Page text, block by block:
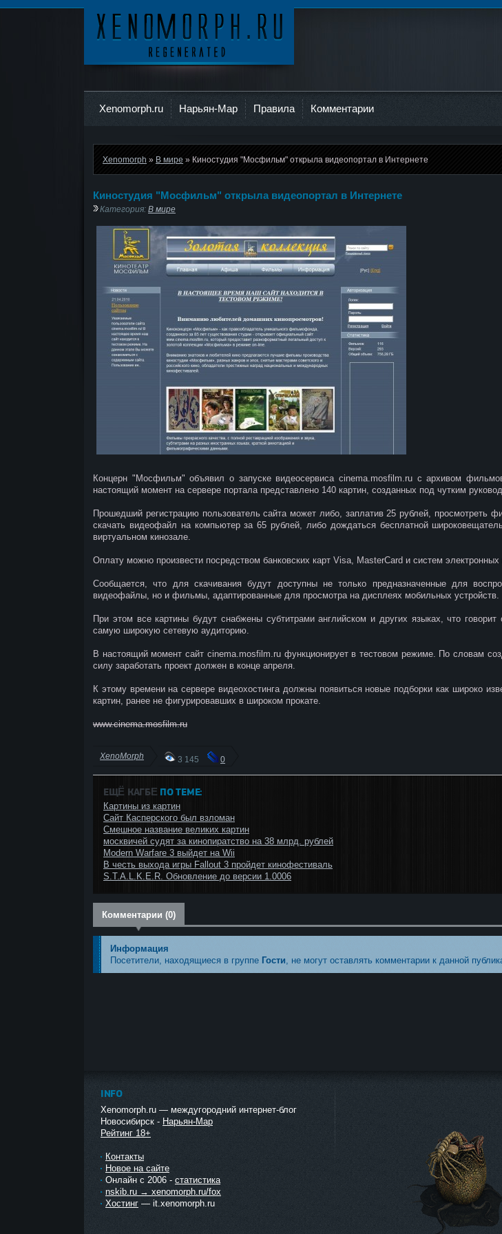
Xenomorph.ru Нарьян-Мар Правила Комментарии
Xenomorph » В мире » Киностудия "Мосфильм" открыла видеопортал в Интернете
Киностудия "Мосфильм" открыла видеопортал в Интернете
Категория: В мире
Концерн "Мосфильм" объявил о запуске видеосервиса cinema.mosfilm.ru с архивом
настоящий момент на сервере портала представлено 140 картин, созданных под чутким
Прошедший регистрацию пользователь сайта может либо, заплатив 25 рублей, просмотреть
скачать видеофайл на компьютер за 65 рублей, либо дождаться бесплатной
виртуальном кинозале.
Оплату можно произвести посредством банковских карт Visa, MasterCard и систем электронных
Сообщается, что для скачивания будут доступны не только предназначенные для
видеофайлы, но и фильмы, адаптированные для просмотра на дисплеях мобильных устройств.
При этом все картины будут снабжены субтитрами английском и других языках, что говорит
самую широкую сетевую аудиторию.
В настоящий момент сайт cinema.mosfilm.ru функционирует в тестовом режиме. По словам
силу заработать проект должен в конце апреля.
К этому времени на сервере видеохостинга должны появиться новые подборки как широко
картин, ранее не фигурировавших в широком прокате.
www.cinema.mosfilm.ru
XenoMorph 3 145 0
ЕЩЁ КАГБΕ ПО ТЕМЕ:
Картины из картин
Сайт Касперского был взломан
Смешное название великих картин
москвичей судят за кинопиратство на 38 млрд. рублей
Modern Warfare 3 выйдет на Wii
В честь выхода игры Fallout 3 пройдет кинофестиваль
S.T.A.L.K.E.R. Обновление до версии 1.0006
Комментарии (0)
Информация
Посетители, находящиеся в группе Гости , не могут оставлять комментарии к данной
INFO
Xenomorph.ru — междугородний интернет-блог
Новосибирск - Нарьян-Мар
Рейтинг 18+
Контакты
Новое на сайте
Онлайн с 2006 - статистика
nskib.ru → xenomorph.ru/fox
Хостинг — it.xenomorph.ru